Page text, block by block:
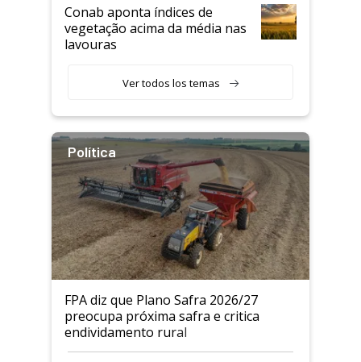
Conab aponta índices de
vegetação acima da média nas
lavouras
Ver todos los temas
Política
FPA diz que Plano Safra 2026/27
preocupa próxima safra e critica
endividamento rural